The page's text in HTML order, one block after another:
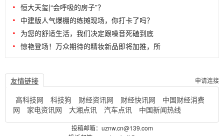
恒大天玺|“会呼吸的房子”？
中建版人气爆棚的练摊现场，你打卡了吗？
为您的舒适生活，我们决定跟噪音死磕到底
惊艳登场！万众期待的精妆新品即将加推，所
申请连接
友情链接
高科技网
科技狗 财经资讯网 财经快讯网
中国财经消费
网
家电资讯网 大湘点讯 汽车点讯 中国新闻热线
投稿邮箱：uznw.cn@139.com